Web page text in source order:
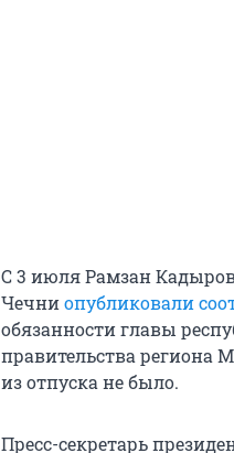
С 3 июля Рамзан Кадыров
Чечниопубликовали
обязанности главы
правительства региона
из отпуска не было.
Пресс-секретарь